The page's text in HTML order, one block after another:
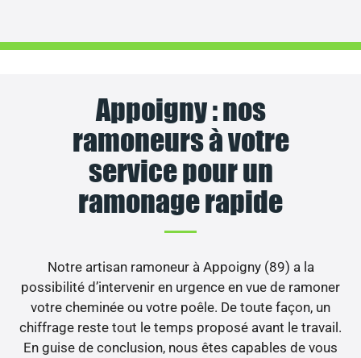
Appoigny : nos
ramoneurs à votre
service pour un
ramonage rapide
Notre artisan ramoneur à Appoigny (89) a la
possibilité d’intervenir en urgence en vue de ramoner
votre cheminée ou votre poêle. De toute façon, un
chiffrage reste tout le temps proposé avant le travail.
En guise de conclusion, nous êtes capables de vous